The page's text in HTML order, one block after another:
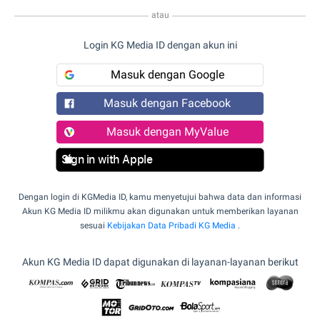
atau
Login KG Media ID dengan akun ini
Masuk dengan Google
Masuk dengan Facebook
Masuk dengan MyValue
Sign in with Apple
Dengan login di KGMedia ID, kamu menyetujui bahwa data dan informasi
Akun KG Media ID milikmu akan digunakan untuk memberikan layanan
sesuai Kebijakan Data Pribadi KG Media .
Akun KG Media ID dapat digunakan di layanan-layanan berikut